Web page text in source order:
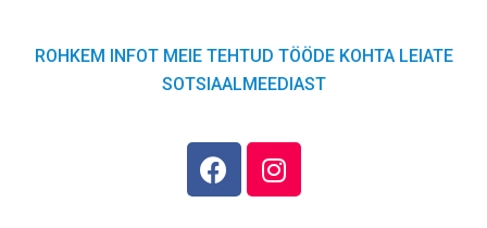
ROHKEM INFOT MEIE TEHTUD TÖÖDE KOHTA LEIATE
SOTSIAALMEEDIAST